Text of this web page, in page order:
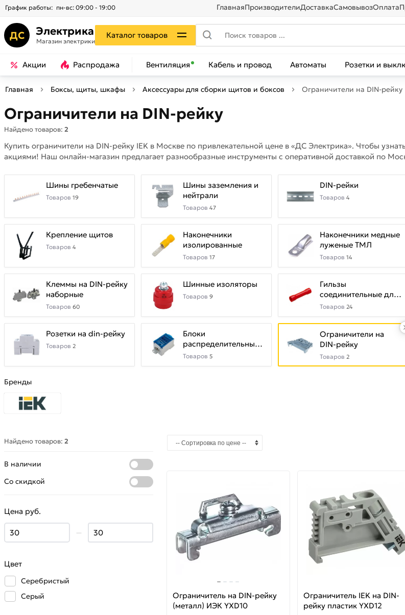
График работы: пн-вс: 09:00 - 19:00 ГлавнаяПроизводителиДоставкаСамовывозОплата
ДС Электрика
Магазин электрики
Каталог товаров
Акции Распродажа Вентиляция Кабель и провод Автоматы Розетки и
Главная Боксы, щиты, шкафы Аксессуары для сборки щитов и боксов Ограничители на DIN-рейку
Ограничители на DIN-рейку
Найдено товаров: 2
Купить ограничители на DIN-рейку IEK в Москве по привлекательной цене в «ДС Электрика». Чтобы
акциями! Наш онлайн-магазин предлагает разнообразные инструменты с оперативной доставкой по
Шины гребенчатые
Товаров 19
Шины заземления и
нейтрали
Товаров 47
DIN-рейки
Товаров 4
Крепление щитов
Товаров 4
Наконечники
изолированные
Товаров 17
Наконечники медные
луженые ТМЛ
Товаров 14
Клеммы на DIN-рейку
наборные
Товаров 60
Шинные изоляторы
Товаров 9
Гильзы
соединительные для
проводов (кабельные
гильзы)
Товаров 24
Розетки на din-рейку
Товаров 2
Блоки
распределительные
на DIN-рейку
Товаров 5
Ограничители на
DIN-рейку
Товаров 2
Бренды
Найдено товаров: 2
В наличии
Со скидкой
Цена руб.
—
Цвет
Серебристый
Серый
Ограничитель на DIN-рейку
(металл) ИЭК YXD10
Ограничитель IEK на DIN-
рейку пластик YXD12